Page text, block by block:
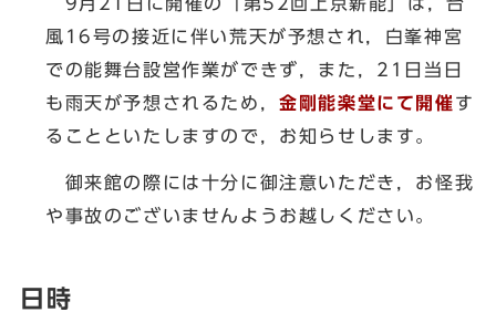
風16号の接近に伴い荒天が予想され，白峯神宮
での能舞台設営作業ができず，また，21日当日
も雨天が予想されるため，金剛能楽堂にて開催す
ることといたしますので，お知らせします。
御来館の際には十分に御注意いただき，お怪我
や事故のございませんようお越しください。
日時